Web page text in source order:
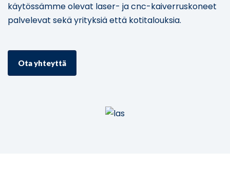
käytössämme olevat laser- ja cnc-kaiverruskoneet
palvelevat sekä yrityksiä että kotitalouksia.
Ota yhteyttä